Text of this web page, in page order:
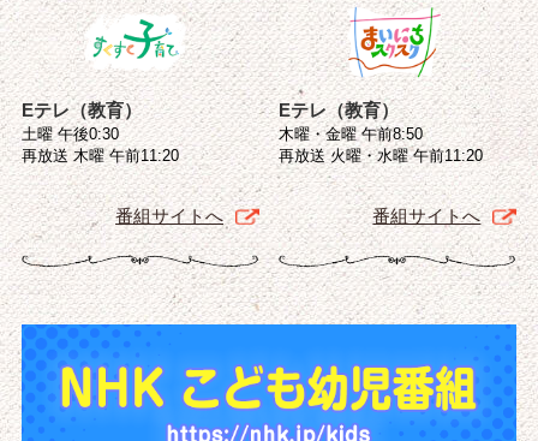
Eテレ（教育）
土曜 午後0:30
再放送 木曜 午前11:20
番組サイトへ
Eテレ（教育）
木曜・金曜 午前8:50
再放送 火曜・水曜 午前11:20
番組サイトへ